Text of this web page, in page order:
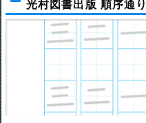
光村図書出版 順序通